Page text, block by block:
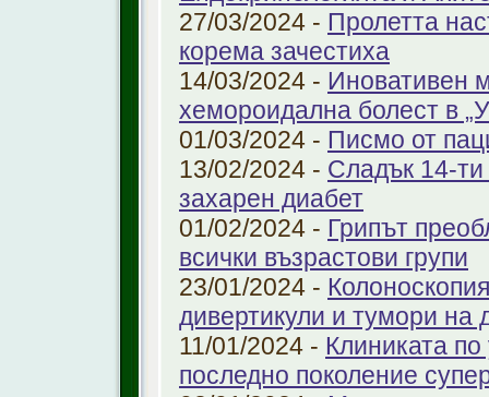
27/03/2024 - Пролетта
корема зачестиха
14/03/2024 - Иновативен
хемороидална болест в
01/03/2024 - Писмо от
13/02/2024 - Сладък 14-
захарен диабет
01/02/2024 - Грипът
всички възрастови групи
23/01/2024 -
дивертикули и тумори на
11/01/2024 - Клиниката
последно поколение